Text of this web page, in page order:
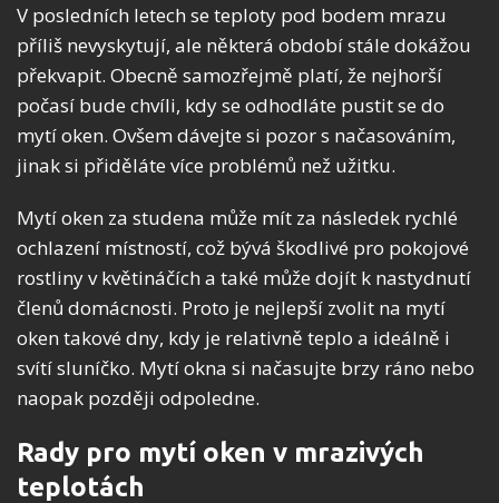
V posledních letech se teploty pod bodem mrazu
příliš nevyskytují, ale některá období stále dokážou
překvapit. Obecně samozřejmě platí, že nejhorší
počasí bude chvíli, kdy se odhodláte pustit se do
mytí oken. Ovšem dávejte si pozor s načasováním,
jinak si přiděláte více problémů než užitku.
Mytí oken za studena může mít za následek rychlé
ochlazení místností, což bývá škodlivé pro pokojové
rostliny v květináčích a také může dojít k nastydnutí
členů domácnosti. Proto je nejlepší zvolit na mytí
oken takové dny, kdy je relativně teplo a ideálně i
svítí sluníčko. Mytí okna si načasujte brzy ráno nebo
naopak později odpoledne.
Rady pro mytí oken v mrazivých
teplotách